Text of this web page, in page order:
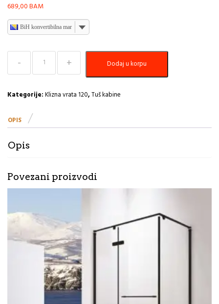
689,00BAM
BiH konvertibilna marka
Vrata
fiksnim
1200×2000
Eckle
Dodaj u korpu
Kategorije:Klizna vrata 120,Tuš kabine
OPIS
Opis
Povezani proizvodi